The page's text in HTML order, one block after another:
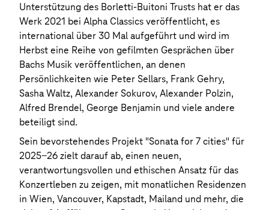
Unterstützung des Borletti-Buitoni Trusts hat er das
Werk 2021 bei Alpha Classics veröffentlicht, es
international über 30 Mal aufgeführt und wird im
Herbst eine Reihe von gefilmten Gesprächen über
Bachs Musik veröffentlichen, an denen
Persönlichkeiten wie Peter Sellars, Frank Gehry,
Sasha Waltz, Alexander Sokurov, Alexander Polzin,
Alfred Brendel, George Benjamin und viele andere
beteiligt sind.
Sein bevorstehendes Projekt "Sonata for 7 cities" für
2025-26 zielt darauf ab, einen neuen,
verantwortungsvollen und ethischen Ansatz für das
Konzertleben zu zeigen, mit monatlichen Residenzen
in Wien, Vancouver, Kapstadt, Mailand und mehr, die